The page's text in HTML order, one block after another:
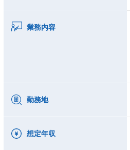
業務内容
勤務地
想定年収